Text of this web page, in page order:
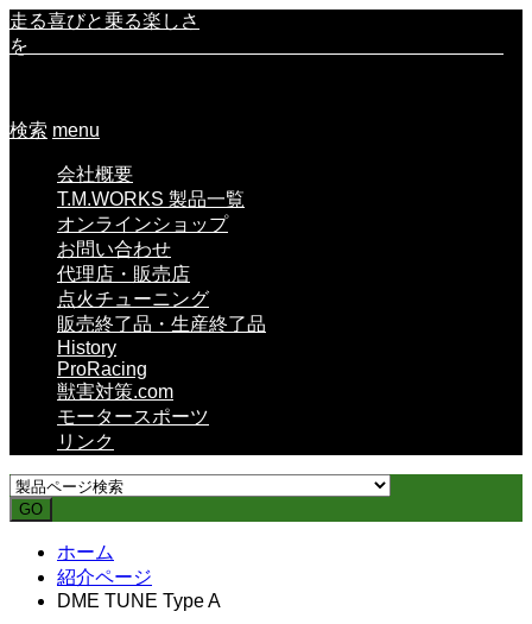
走る喜びと乗る楽しさ
を
検索 menu
会社概要
T.M.WORKS 製品一覧
オンラインショップ
お問い合わせ
代理店・販売店
点火チューニング
販売終了品・生産終了品
History
ProRacing
獣害対策.com
モータースポーツ
リンク
ホーム
紹介ページ
DME TUNE Type A